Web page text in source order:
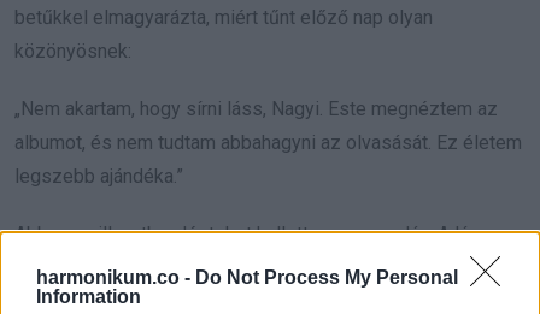
harmonikum.co - Do Not Process My Personal
Information
betűkkel elmagyarázta, miért tűnt előző nap olyan
közönyösnek:
„Nem akartam, hogy sírni láss, Nagyi. Este megnéztem az
albumot, és nem tudtam abbahagyni az olvasását. Ez életem
legszebb ajándéka.”
Abban a pillanatban lépteket hallottam a verandán. A lányom
és az unokám álltak ott, mindketten mosolyogtak. Az
unokám bejött, szorosan megölelt, és a fülembe súgta: